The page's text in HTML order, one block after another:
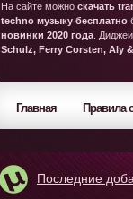
На сайте можно скачать
techno музыку бесплатно
новинки 2020 года .
Schulz, Ferry Corsten, Aly
Главная Правила
Последние